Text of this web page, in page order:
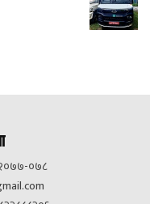
२०७७-०७८